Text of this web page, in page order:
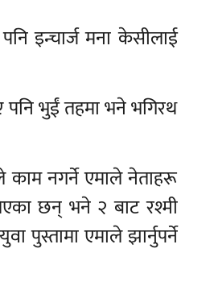
इन्चार्ज मना केसीलाई
पनि भुईं तहमा भने भगिरथ
काम नगर्ने एमाले नेताहरू
छन् भने २ बाट रश्मी
पुस्तामा एमाले झार्नुपर्ने